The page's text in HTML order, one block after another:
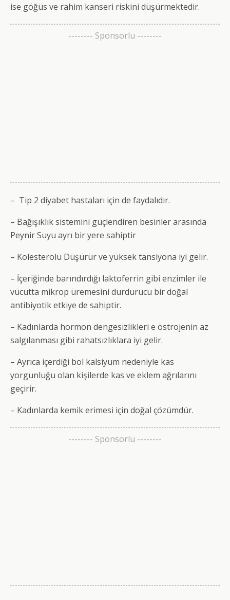
ise göğüs ve rahim kanseri riskini düşürmektedir.
-------- Sponsorlu --------
– Tip 2 diyabet hastaları için de faydalıdır.
– Bağışıklık sistemini güçlendiren besinler arasında
Peynir Suyu ayrı bir yere sahiptir
– Kolesterolü Düşürür ve yüksek tansiyona iyi gelir.
– İçeriğinde barındırdığı laktoferrin gibi enzimler ile
vücutta mikrop üremesini durdurucu bir doğal
antibiyotik etkiye de sahiptir.
– Kadınlarda hormon dengesizlikleri e östrojenin az
salgılanması gibi rahatsızlıklara iyi gelir.
– Ayrıca içerdiği bol kalsiyum nedeniyle kas
yorgunluğu olan kişilerde kas ve eklem ağrılarını
geçirir.
– Kadınlarda kemik erimesi için doğal çözümdür.
-------- Sponsorlu --------